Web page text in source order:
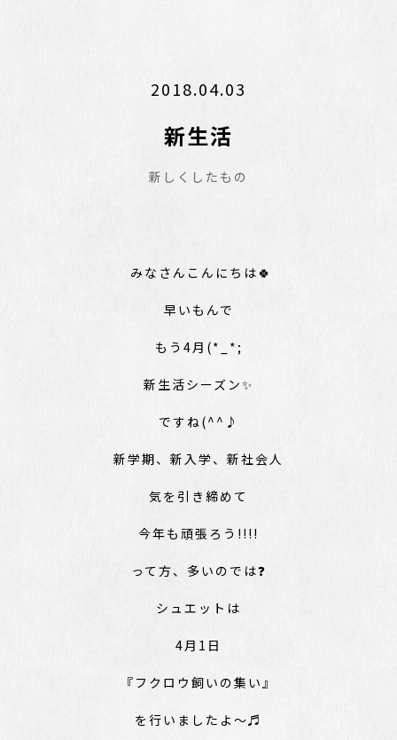
2018.04.03
新生活
新しくしたもの
みなさんこんにちは🍀
早いもんで
もう4月(*_*;
新生活シーズン✨
ですね(^^♪
新学期、新入学、新社会人
気を引き締めて
今年も頑張ろう!!!!
って方、多いのでは❓
シュエットは
4月1日
『フクロウ飼いの集い』
を行いましたよ～♬